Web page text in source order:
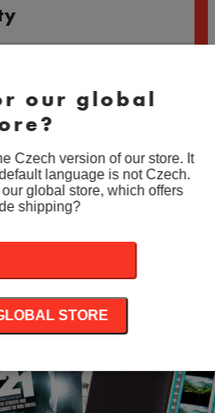
IS BORN (2018)
our global
Czech version of our store. It
language is not Czech.
global store, which offers
shipping?
STORE